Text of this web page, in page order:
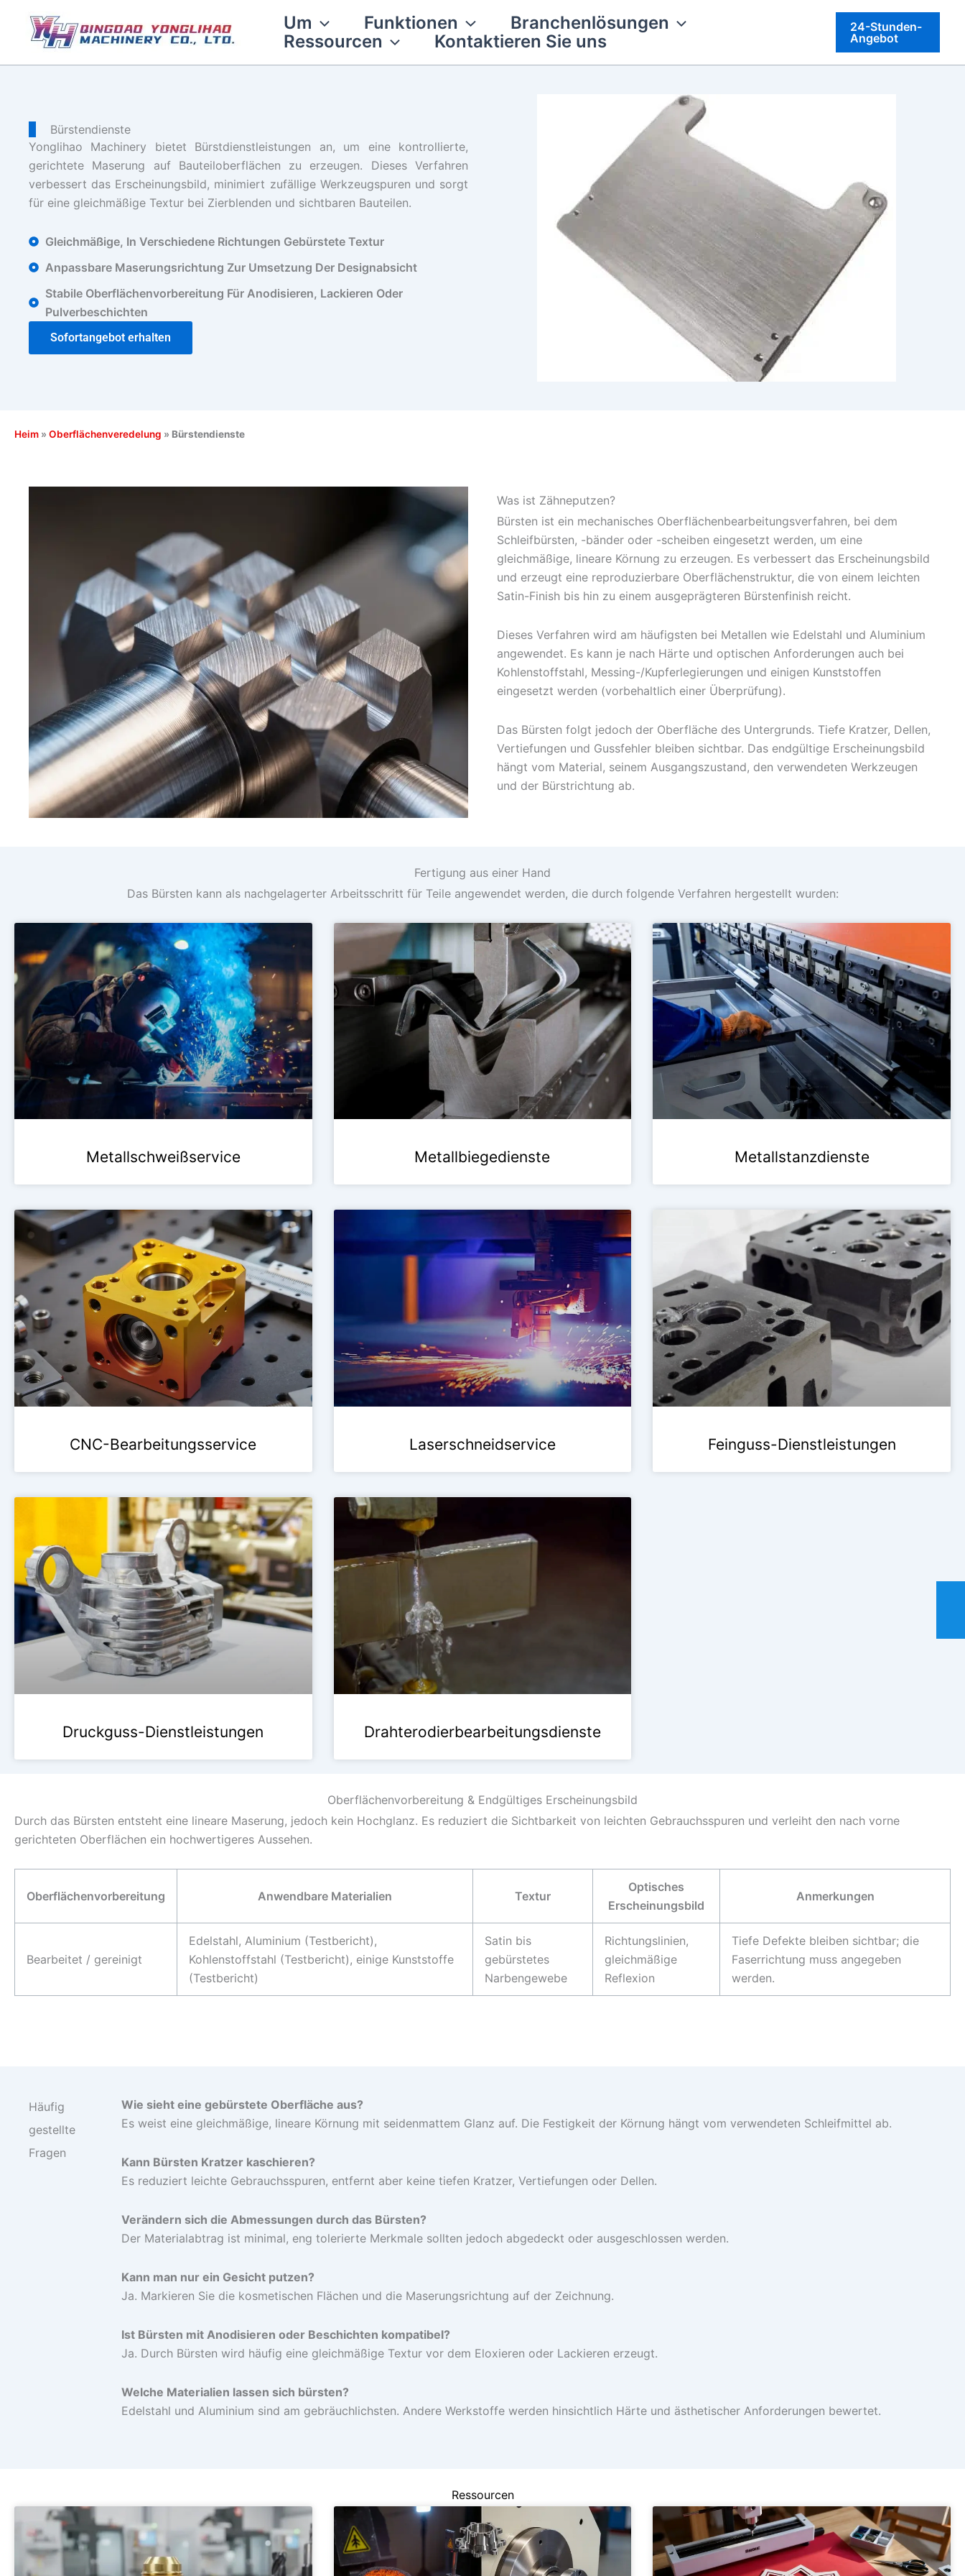
springen
Um Funktionen
Branchenlösungen
Ressourcen
Kontaktieren Sie uns
24-Stunden-
Angebot
Bürstendienste
Yonglihao Machinery bietet Bürstdienstleistungen an, um eine kontrollierte,
gerichtete Maserung auf Bauteiloberflächen zu erzeugen. Dieses Verfahren
verbessert das Erscheinungsbild, minimiert zufällige Werkzeugspuren und sorgt
für eine gleichmäßige Textur bei Zierblenden und sichtbaren Bauteilen.
Gleichmäßige, In Verschiedene Richtungen Gebürstete Textur
Anpassbare Maserungsrichtung Zur Umsetzung Der Designabsicht
Stabile Oberflächenvorbereitung Für Anodisieren, Lackieren Oder
Pulverbeschichten
Sofortangebot erhalten
Heim » Oberflächenveredelung » Bürstendienste
Was ist Zähneputzen?
Bürsten ist ein mechanisches Oberflächenbearbeitungsverfahren, bei dem
Schleifbürsten, -bänder oder -scheiben eingesetzt werden, um eine
gleichmäßige, lineare Körnung zu erzeugen. Es verbessert das Erscheinungsbild
und erzeugt eine reproduzierbare Oberflächenstruktur, die von einem leichten
Satin-Finish bis hin zu einem ausgeprägteren Bürstenfinish reicht.
Dieses Verfahren wird am häufigsten bei Metallen wie Edelstahl und Aluminium
angewendet. Es kann je nach Härte und optischen Anforderungen auch bei
Kohlenstoffstahl, Messing-/Kupferlegierungen und einigen Kunststoffen
eingesetzt werden (vorbehaltlich einer Überprüfung).
Das Bürsten folgt jedoch der Oberfläche des Untergrunds. Tiefe Kratzer, Dellen,
Vertiefungen und Gussfehler bleiben sichtbar. Das endgültige Erscheinungsbild
hängt vom Material, seinem Ausgangszustand, den verwendeten Werkzeugen
und der Bürstrichtung ab.
Fertigung aus einer Hand
Das Bürsten kann als nachgelagerter Arbeitsschritt für Teile angewendet werden, die durch folgende Verfahren hergestellt wurden:
Metallschweißservice Metallbiegedienste Metallstanzdienste
CNC-Bearbeitungsservice Laserschneidservice Feinguss-Dienstleistungen
Druckguss-Dienstleistungen Drahterodierbearbeitungsdienste
Oberflächenvorbereitung & Endgültiges Erscheinungsbild
Durch das Bürsten entsteht eine lineare Maserung, jedoch kein Hochglanz. Es reduziert die Sichtbarkeit von leichten Gebrauchsspuren und verleiht den nach vorne
gerichteten Oberflächen ein hochwertigeres Aussehen.
Oberflächenvorbereitung Anwendbare Materialien Textur
Optisches
Erscheinungsbild
Anmerkungen
Bearbeitet / gereinigt
Edelstahl, Aluminium (Testbericht),
Kohlenstoffstahl (Testbericht), einige Kunststoffe
(Testbericht)
Satin bis
gebürstetes
Narbengewebe
Richtungslinien,
gleichmäßige
Reflexion
Tiefe Defekte bleiben sichtbar; die
Faserrichtung muss angegeben
werden.
Häufig
gestellte
Fragen
Wie sieht eine gebürstete Oberfläche aus?
Es weist eine gleichmäßige, lineare Körnung mit seidenmattem Glanz auf. Die Festigkeit der Körnung hängt vom verwendeten Schleifmittel ab.
Kann Bürsten Kratzer kaschieren?
Es reduziert leichte Gebrauchsspuren, entfernt aber keine tiefen Kratzer, Vertiefungen oder Dellen.
Verändern sich die Abmessungen durch das Bürsten?
Der Materialabtrag ist minimal, eng tolerierte Merkmale sollten jedoch abgedeckt oder ausgeschlossen werden.
Kann man nur ein Gesicht putzen?
Ja. Markieren Sie die kosmetischen Flächen und die Maserungsrichtung auf der Zeichnung.
Ist Bürsten mit Anodisieren oder Beschichten kompatibel?
Ja. Durch Bürsten wird häufig eine gleichmäßige Textur vor dem Eloxieren oder Lackieren erzeugt.
Welche Materialien lassen sich bürsten?
Edelstahl und Aluminium sind am gebräuchlichsten. Andere Werkstoffe werden hinsichtlich Härte und ästhetischer Anforderungen bewertet.
Ressourcen